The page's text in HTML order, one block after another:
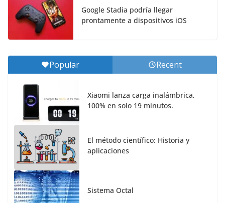
Google Stadia podría llegar
prontamente a dispositivos iOS
Popular Recent
Xiaomi lanza carga inalámbrica,
100% en solo 19 minutos.
El método científico: Historia y
aplicaciones
Sistema Octal